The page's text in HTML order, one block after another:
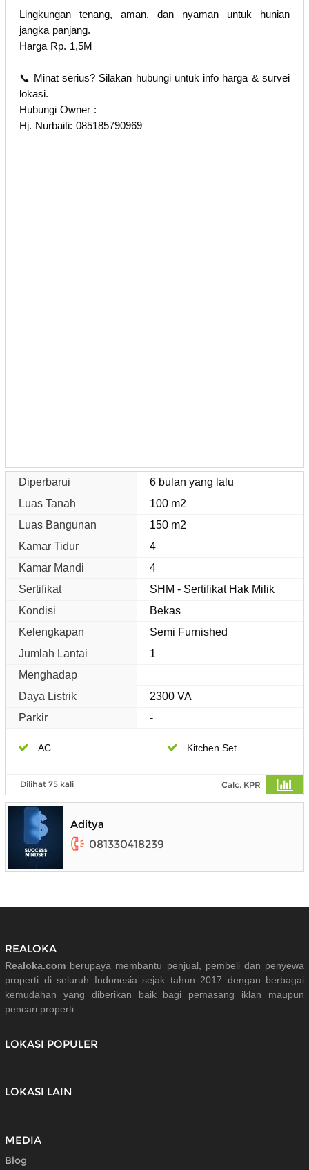
Lingkungan tenang, aman, dan nyaman untuk hunian
jangka panjang.
Harga Rp. 1,5M
📞 Minat serius? Silakan hubungi untuk info harga & survei
lokasi.
Hubungi Owner :
Hj. Nurbaiti: 085185790969
Diperbarui
6 bulan yang lalu
Luas Tanah
100 m2
Luas Bangunan
150 m2
Kamar Tidur
4
Kamar Mandi
4
Sertifikat
SHM - Sertifikat Hak Milik
Kondisi
Bekas
Kelengkapan
Semi Furnished
Jumlah Lantai
1
Menghadap
Daya Listrik
2300 VA
Parkir
-
AC Kitchen Set
Dilihat 75 kali Calc. KPR
Aditya
081330418239
REALOKA
Realoka.com berupaya membantu penjual, pembeli dan penyewa
properti di seluruh Indonesia sejak tahun 2017 dengan berbagai
kemudahan yang diberikan baik bagi pemasang iklan maupun
pencari properti.
LOKASI POPULER
LOKASI LAIN
MEDIA
Blog